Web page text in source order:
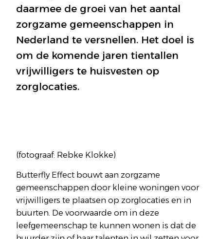
daarmee de groei van het aantal
zorgzame gemeenschappen in
Nederland te versnellen. Het doel is
om de komende jaren tientallen
vrijwilligers te huisvesten op
zorglocaties.
(fotograaf: Rebke Klokke)
Butterfly Effect bouwt aan zorgzame
gemeenschappen door kleine woningen voor
vrijwilligers te plaatsen op zorglocaties en in
buurten. De voorwaarde om in deze
leefgemeenschap te kunnen wonen is dat de